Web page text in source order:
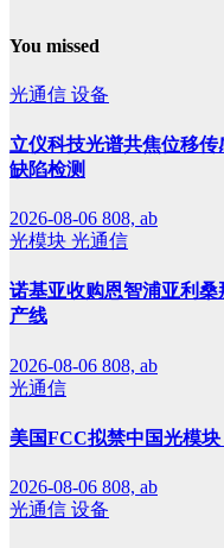
You missed
光通信 设备
立仪科技光谱共焦位移
缺陷检测
2026-08-06 808, ab
光模块 光通信
诺基亚收购恩智浦亚利
产线
2026-08-06 808, ab
光通信
美国FCC拟禁中国光模
2026-08-06 808, ab
光通信 设备